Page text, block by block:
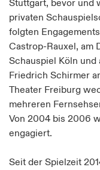
Stuttgart, bevor und
privaten
folgten
Castrop-Rauxel, am
Schauspiel Köln
Friedrich Schirmer
Theater Freiburg
mehreren
Von 2004 bis 2006
engagiert.
Seit der Spielzeit